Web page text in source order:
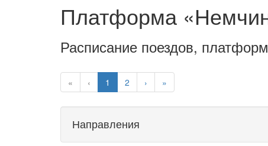
Платформа
Расписание поездов,
« ‹ 1 2 › »
Направления